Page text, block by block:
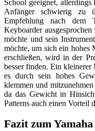
School geeignet,
Anfänger schwierig zu
Empfehlung nach dem
Keyboarder
möchte und sein
möchte, um sich ein hohes
erschließen, wird in der
besser finden. Ein kleinerer
es durch sein hohes
klemmen und
da das Gewicht in
Patterns auch einen Vorteil
Fazit zum